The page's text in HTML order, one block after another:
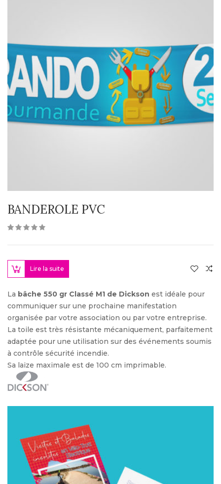
BANDEROLE PVC
Lire la suite
La bâche 550 gr Classé M1 de Dickson est idéale pour
communiquer sur une prochaine manifestation
organisée par votre association ou par votre entreprise.
La toile est très résistante mécaniquement, parfaitement
adaptée pour une utilisation sur des événements soumis
à contrôle sécurité incendie.
Sa laize maximale est de 100 cm imprimable.